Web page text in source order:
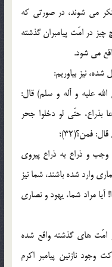
می شوند، در صورتی که
چیز در امّت پیامبران گذشته
می شود.
نیز بیاوریم:
علیه و آله و سلم) قال:
بذراع، حتّی لو دخلوا جحر
فمن؟(32)؛
و ذراع به ذراع پیروی
وارد شده باشند، شما نیز
مراد شما، یهود و نصاری
امّت های گذشته واقع شده
نازنین پیامبر اکرم